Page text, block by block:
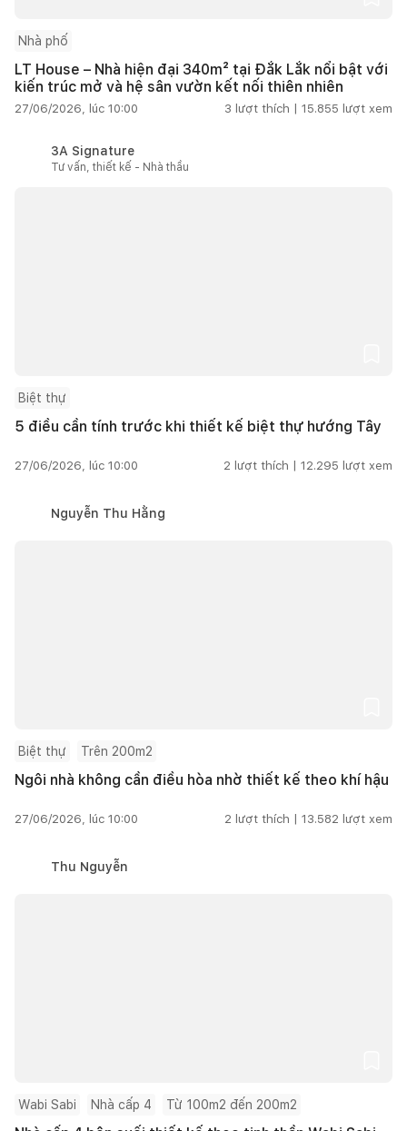
Nhà phố
LT House – Nhà hiện đại 340m² tại Đắk Lắk nổi bật với
kiến trúc mở và hệ sân vườn kết nối thiên nhiên
27/06/2026, lúc 10:00 3 lượt thích | 15.855 lượt xem
3A Signature
Tư vấn, thiết kế - Nhà thầu
Biệt thự
5 điều cần tính trước khi thiết kế biệt thự hướng Tây
27/06/2026, lúc 10:00 2 lượt thích | 12.295 lượt xem
Nguyễn Thu Hằng
Biệt thự Trên 200m2
Ngôi nhà không cần điều hòa nhờ thiết kế theo khí hậu
27/06/2026, lúc 10:00 2 lượt thích | 13.582 lượt xem
Thu Nguyễn
Wabi Sabi Nhà cấp 4 Từ 100m2 đến 200m2